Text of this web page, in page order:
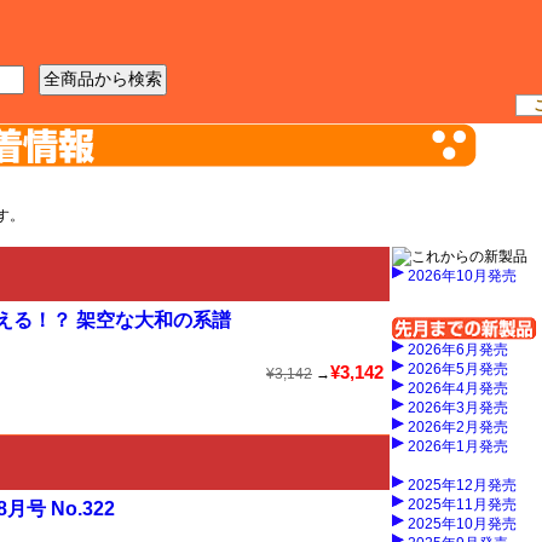
る！？ 架空な大和の系譜
¥3,142 →¥3,142
月号 No.322
2026年10月発売
2026年6月発売
2026年5月発売
2026年4月発売
2026年3月発売
2026年2月発売
2026年1月発売
2025年12月発売
2025年11月発売
2025年10月発売